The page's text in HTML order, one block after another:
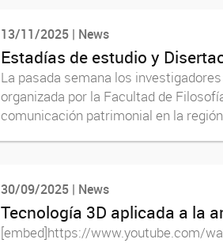
13/11/2025 | News
Estadías de estudio y
La pasada semana los
organizada por la Facultad de
comunicación patrimonial en la
30/09/2025 | News
Tecnología 3D aplicada a la
[embed]https://www.youtube.com/